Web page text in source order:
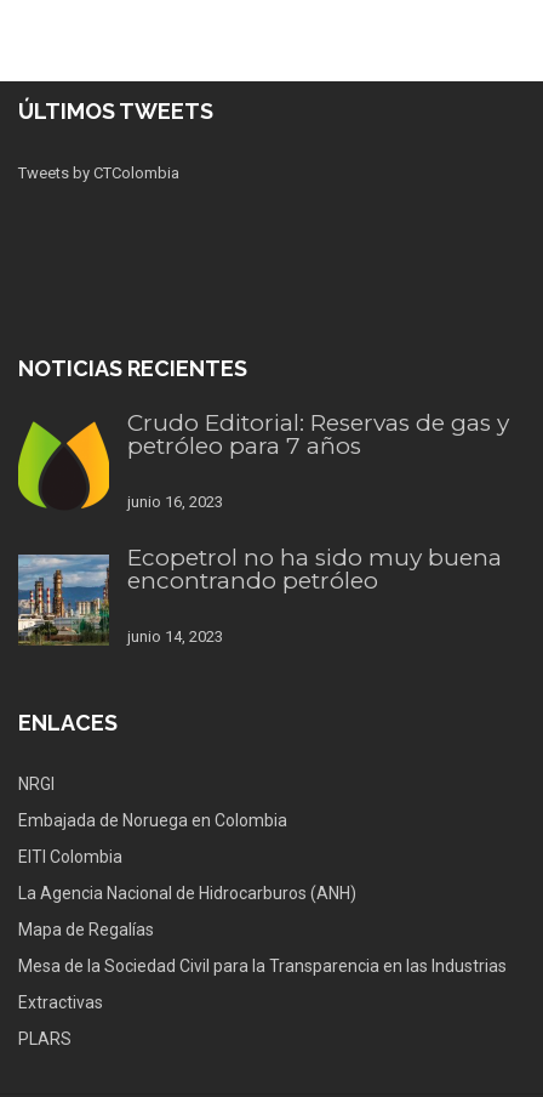
ÚLTIMOS TWEETS
Tweets by CTColombia
NOTICIAS RECIENTES
Crudo Editorial: Reservas de gas y
petróleo para 7 años
junio 16, 2023
Ecopetrol no ha sido muy buena
encontrando petróleo
junio 14, 2023
ENLACES
NRGI
Embajada de Noruega en Colombia
EITI Colombia
La Agencia Nacional de Hidrocarburos (ANH)
Mapa de Regalías
Mesa de la Sociedad Civil para la Transparencia en las Industrias
Extractivas
PLARS